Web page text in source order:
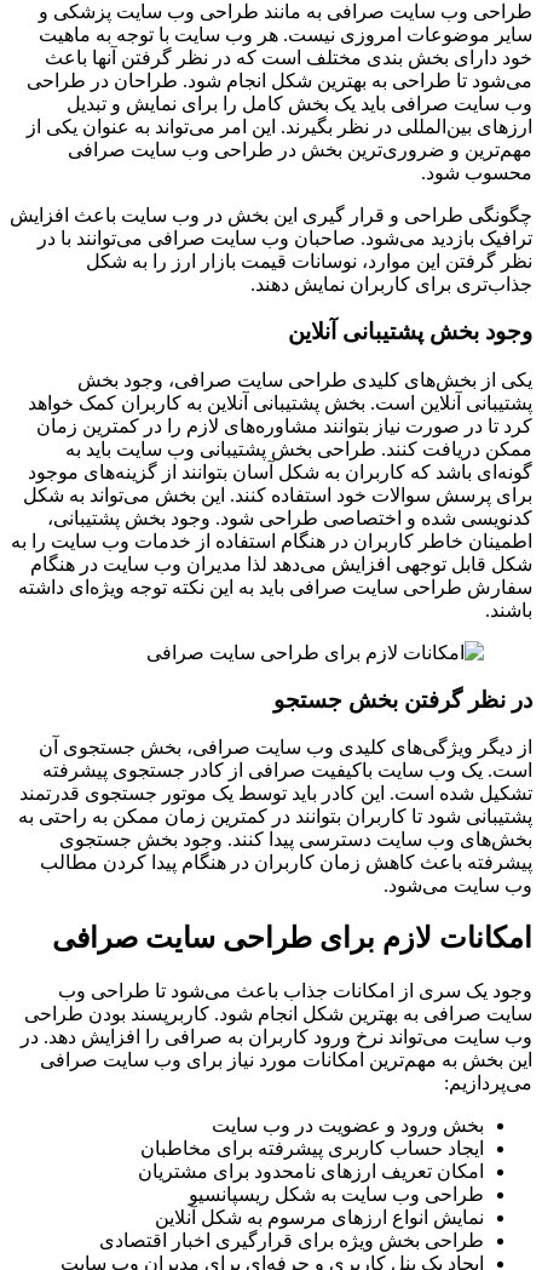
طراحی وب سایت صرافی به مانند طراحی وب سایت پزشکی و
سایر موضوعات امروزی نیست. هر وب سایت با توجه به ماهیت
خود دارای بخش بندی مختلف است که در نظر گرفتن آنها باعث
می‌شود تا طراحی به بهترین شکل انجام شود. طراحان در طراحی
وب سایت صرافی باید یک بخش کامل را برای نمایش و تبدیل
ارزهای بین‌المللی در نظر بگیرند. این امر می‌تواند به عنوان یکی از
مهم‌ترین و ضروری‌ترین بخش در طراحی وب سایت صرافی
محسوب شود.
چگونگی طراحی و قرار گیری این بخش در وب سایت باعث افزایش
ترافیک بازدید می‌شود. صاحبان وب سایت صرافی می‌توانند با در
نظر گرفتن این موارد، نوسانات قیمت بازار ارز را به شکل
جذاب‌تری برای کاربران نمایش دهند.
وجود بخش پشتیبانی آنلاین
یکی از بخش‌های کلیدی طراحی سایت صرافی، وجود بخش
پشتیبانی آنلاین است. بخش پشتیبانی آنلاین به کاربران کمک خواهد
کرد تا در صورت نیاز بتوانند مشاوره‌های لازم را در کمترین زمان
ممکن دریافت کنند. طراحی بخش پشتیبانی وب سایت باید به
گونه‌ای باشد که کاربران به شکل آسان بتوانند از گزینه‌های موجود
برای پرسش سوالات خود استفاده کنند. این بخش می‌تواند به شکل
کدنویسی شده و اختصاصی طراحی شود. وجود بخش پشتیبانی،
اطمینان خاطر کاربران در هنگام استفاده از خدمات وب سایت را به
شکل قابل توجهی افزایش می‌دهد لذا مدیران وب سایت در هنگام
سفارش طراحی سایت صرافی باید به این نکته توجه ویژه‌ای داشته
باشند.
در نظر گرفتن بخش جستجو
از دیگر ویژگی‌های کلیدی وب سایت صرافی، بخش جستجوی آن
است. یک وب سایت باکیفیت صرافی از کادر جستجوی پیشرفته
تشکیل شده است. این کادر باید توسط یک موتور جستجوی قدرتمند
پشتیبانی شود تا کاربران بتوانند در کمترین زمان ممکن به راحتی به
بخش‌های وب سایت دسترسی پیدا کنند. وجود بخش جستجوی
پیشرفته باعث کاهش زمان کاربران در هنگام پیدا کردن مطالب
وب سایت می‌شود.
امکانات لازم برای طراحی سایت صرافی
وجود یک سری از امکانات جذاب باعث می‌شود تا طراحی وب
سایت صرافی به بهترین شکل انجام شود. کاربرپسند بودن طراحی
وب سایت می‌تواند نرخ ورود کاربران به صرافی را افزایش دهد. در
این بخش به مهم‌ترین امکانات مورد نیاز برای وب سایت صرافی
می‌پردازیم:
بخش ورود و عضویت در وب سایت
ایجاد حساب کاربری پیشرفته برای مخاطبان
امکان تعریف ارزهای نامحدود برای مشتریان
طراحی وب سایت به شکل ریسپانسیو
نمایش انواع ارزهای مرسوم به شکل آنلاین
طراحی بخش ویژه برای قرارگیری اخبار اقتصادی
ایجاد یک پنل کاربری و حرفه‌ای برای مدیران وب سایت